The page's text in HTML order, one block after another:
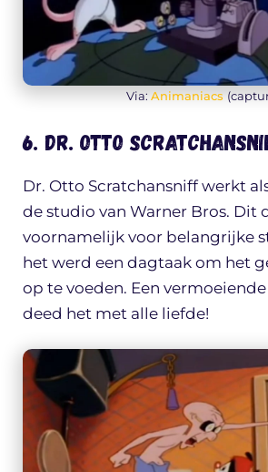
Via: Animaniacs
6. Dr. Otto
Dr. Otto Scratchansniff werkt
de studio van Warner Bros. Dit
voornamelijk voor belangrijke
het werd een dagtaak om het
op te voeden. Een
deed het met alle liefde!